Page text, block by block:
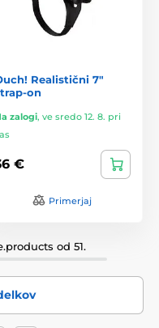
Realistični 7″
on
zalogi, ve sredo 12. 8. pri
€
Primerjaj
od 51.